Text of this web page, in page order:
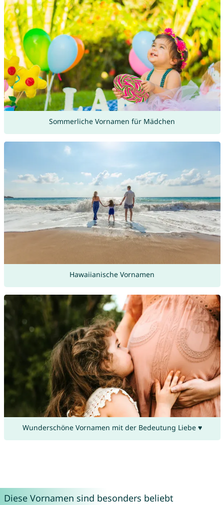
Sommerliche Vornamen für Mädchen
Hawaiianische Vornamen
Wunderschöne Vornamen mit der Bedeutung Liebe ♥
Diese Vornamen sind besonders beliebt